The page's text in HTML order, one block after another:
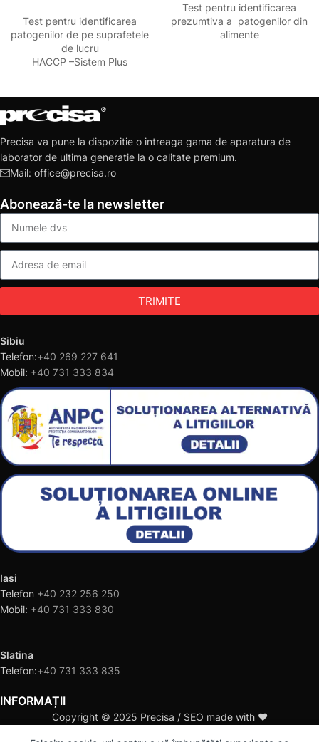
Test pentru identificarea
patogenilor de pe suprafetele
de lucru
HACCP –Sistem Plus
Test pentru identificarea
prezumtiva a patogenilor din
alimente
Precisa va pune la dispozitie o intreaga gama de aparatura de
laborator de ultima generatie la o calitate premium.
Mail: office@precisa.ro
Abonează-te la newsletter
TRIMITE
Sibiu
Telefon:+40 269 227 641
Mobil: +40 731 333 834
Iasi
Telefon +40 232 256 250
Mobil: +40 731 333 830
Slatina
Telefon:+40 731 333 835
INFORMAȚII
Copyright © 2025 Precisa / SEO made with ❤️